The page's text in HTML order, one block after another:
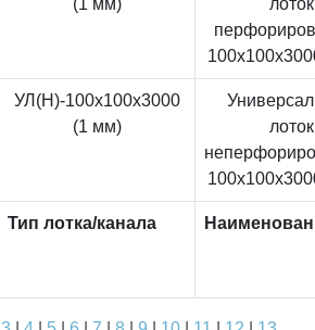
УЛ(Н)-100x100x3000
(1 мм)
лоток
Тип лотка/канала